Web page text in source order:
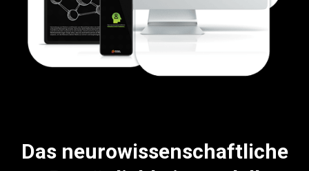
Das neurowissenschaftliche